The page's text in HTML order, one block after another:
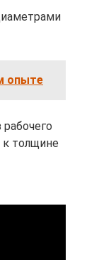
опыте
к толщине